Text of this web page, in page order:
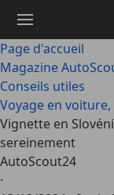
contenu
principal
Page d'accueil
Magazine
Conseils utiles
Voyage en
Vignette en
sereinement
AutoScout24
·